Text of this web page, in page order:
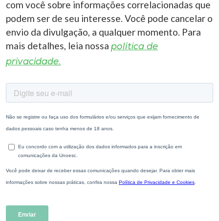
com você sobre informações correlacionadas que
podem ser de seu interesse. Você pode cancelar o
envio da divulgação, a qualquer momento. Para
mais detalhes, leia nossa política de
privacidade.